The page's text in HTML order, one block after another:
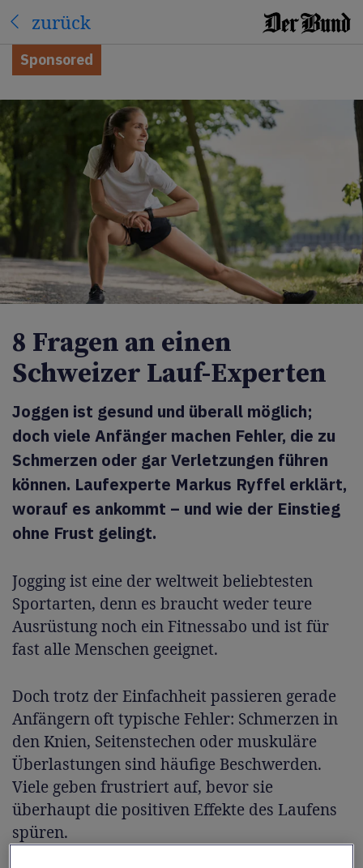
zurück
Sponsored
8 Fragen an einen
Schweizer Lauf-Experten
Joggen ist gesund und überall möglich;
doch viele Anfänger machen Fehler, die zu
Schmerzen oder gar Verletzungen führen
können. Laufexperte Markus Ryffel erklärt,
worauf es ankommt – und wie der Einstieg
ohne Frust gelingt.
Jogging ist eine der weltweit beliebtesten
Sportarten, denn es braucht weder teure
Ausrüstung noch ein Fitnessabo und ist für
fast alle Menschen geeignet.
Doch trotz der Einfachheit passieren gerade
Anfängern oft typische Fehler: Schmerzen in
den Knien, Seitenstechen oder muskuläre
Überlastungen sind häufige Beschwerden.
Viele geben frustriert auf, bevor sie
überhaupt die positiven Effekte des Laufens
spüren.